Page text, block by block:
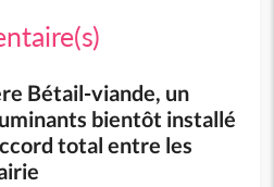
Bétail-viande, un
bientôt installé
total entre les